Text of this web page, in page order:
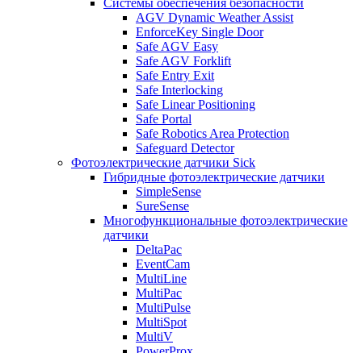
Системы обеспечения безопасности
AGV Dynamic Weather Assist
EnforceKey Single Door
Safe AGV Easy
Safe AGV Forklift
Safe Entry Exit
Safe Interlocking
Safe Linear Positioning
Safe Portal
Safe Robotics Area Protection
Safeguard Detector
Фотоэлектрические датчики Sick
Гибридные фотоэлектрические датчики
SimpleSense
SureSense
Многофункциональные фотоэлектрические
датчики
DeltaPac
EventCam
MultiLine
MultiPac
MultiPulse
MultiSpot
MultiV